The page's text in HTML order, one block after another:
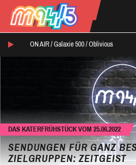
ON AIR / Galaxie 500 / Oblivious
DAS KATERFRÜHSTÜCK VOM 25.06.2022
SENDUNGEN FÜR GANZ
ZIELGRUPPEN: ZEITGEIST